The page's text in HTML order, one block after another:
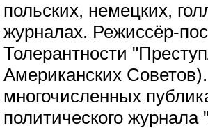
польских, немецких,
журналах. Режиссёр-
Толерантности
Американских
многочисленных
политического журнала